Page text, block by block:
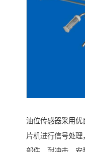
油位传感器采用优
片机进行信号处